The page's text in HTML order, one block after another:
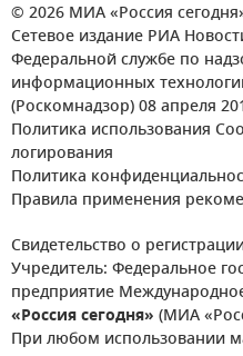
© 2026 МИА «Россия
Сетевое издание РИА
Федеральной службе по
информационных
(Роскомнадзор) 08 апреля
Политика использования
логирования
Политика
Правила применения
Свидетельство о
Учредитель: Федеральное
предприятие
«Россия сегодня» (МИА
При любом использовании